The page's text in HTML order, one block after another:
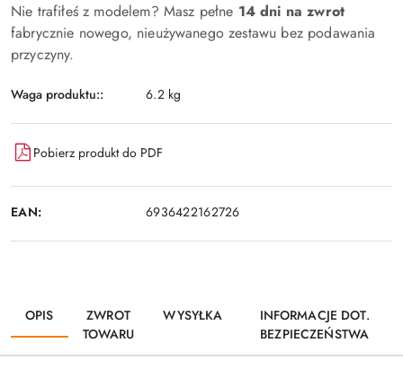
Nie trafiłeś z modelem? Masz pełne 14 dni na zwrot
fabrycznie nowego, nieużywanego zestawu bez podawania
przyczyny.
Waga produktu:: 6.2 kg
Pobierz produkt do PDF
EAN: 6936422162726
OPIS
ZWROT
TOWARU
WYSYŁKA
INFORMACJE DOT.
BEZPIECZEŃSTWA